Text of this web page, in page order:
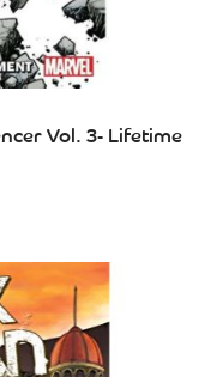
Vol. 3- Lifetime